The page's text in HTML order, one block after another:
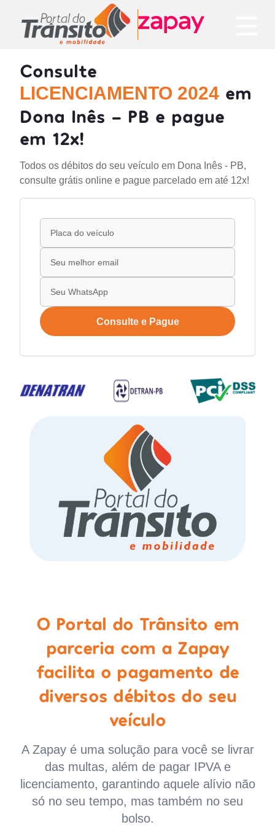
Consulte
LICENCIAMENTO 2024 em
Dona Inês - PB e pague
em 12x!
Todos os débitos do seu veículo em Dona Inês - PB,
consulte grátis online e pague parcelado em até 12x!
Consulte e Pague
O Portal do Trânsito em
parceria com a Zapay
facilita o pagamento de
diversos débitos do seu
veículo
A Zapay é uma solução para você se livrar
das multas, além de pagar IPVA e
licenciamento, garantindo aquele alívio não
só no seu tempo, mas também no seu
bolso.